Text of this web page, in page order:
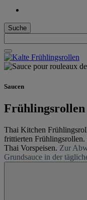
Suche
Saucen
Frühlingsrollen
Thai Kitchen
frittierten Frühlingsrollen.
Thai Vorspeisen. Zur
Grundsauce in der